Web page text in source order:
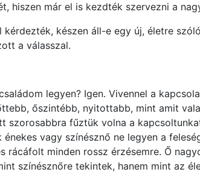
hiszen már el is kezdték szervezni a
kérdezték, készen áll-e egy új, életre
a válasszal.
legyen? Igen. Vivennel a
őszintébb, nyitottabb, mint amit
szorosabbra fűztük volna a
vagy színésznő ne legyen a
rácáfolt minden rossz érzésemre. Ő
színésznőre tekintek, hanem mint az